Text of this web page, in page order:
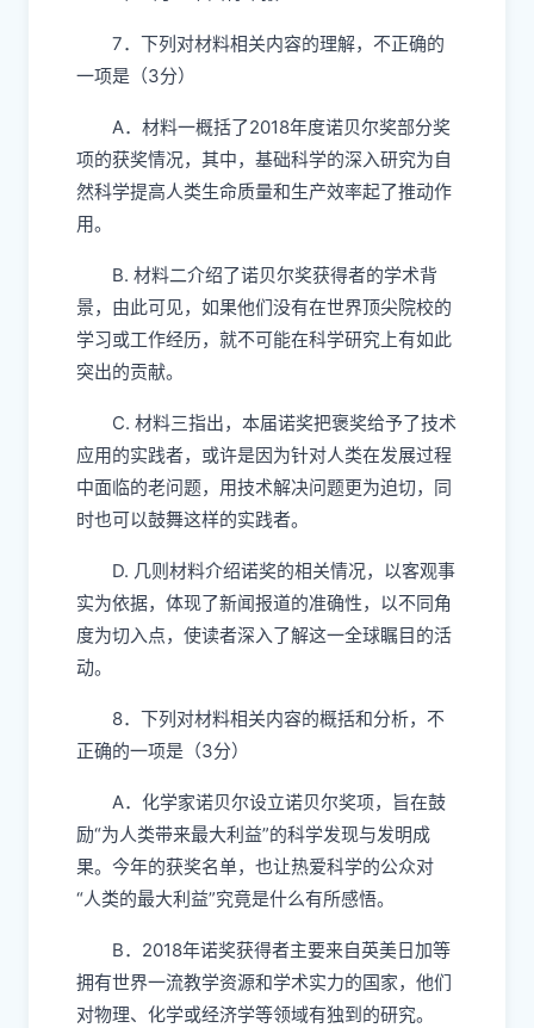
7．下列对材料相关内容的理解，不正确的
一项是（3分）
A．材料一概括了2018年度诺贝尔奖部分奖
项的获奖情况，其中，基础科学的深入研究为自
然科学提高人类生命质量和生产效率起了推动作
用。
B. 材料二介绍了诺贝尔奖获得者的学术背
景，由此可见，如果他们没有在世界顶尖院校的
学习或工作经历，就不可能在科学研究上有如此
突出的贡献。
C. 材料三指出，本届诺奖把褒奖给予了技术
应用的实践者，或许是因为针对人类在发展过程
中面临的老问题，用技术解决问题更为迫切，同
时也可以鼓舞这样的实践者。
D. 几则材料介绍诺奖的相关情况，以客观事
实为依据，体现了新闻报道的准确性，以不同角
度为切入点，使读者深入了解这一全球瞩目的活
动。
8．下列对材料相关内容的概括和分析，不
正确的一项是（3分）
A．化学家诺贝尔设立诺贝尔奖项，旨在鼓
励“为人类带来最大利益”的科学发现与发明成
果。今年的获奖名单，也让热爱科学的公众对
“人类的最大利益”究竟是什么有所感悟。
B．2018年诺奖获得者主要来自英美日加等
拥有世界一流教学资源和学术实力的国家，他们
对物理、化学或经济学等领域有独到的研究。